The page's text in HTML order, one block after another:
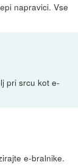
napravici. Vse
pri srcu kot e-
e-bralnike.